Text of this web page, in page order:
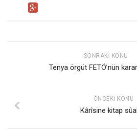
SONRAKI KONU
Tenya örgüt FETÖ’nün
ÖNCEKI KONU
Kârîsine kitap